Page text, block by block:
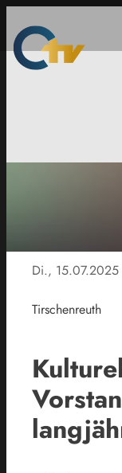
Di., 15.07.2025
Tirschenreuth